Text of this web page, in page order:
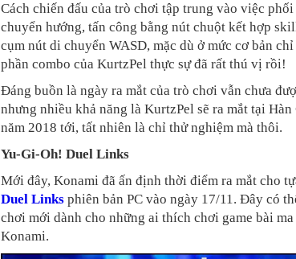
Cách chiến đấu của trò chơi tập trung vào việc
chuyển hướng, tấn công bằng nút chuột kết hợp
cụm nút di chuyển WASD, mặc dù ở mức cơ bản
phần combo của KurtzPel thực sự đã rất thú vị rồi!
Đáng buồn là ngày ra mắt của trò chơi vẫn chưa
nhưng nhiều khả năng là KurtzPel sẽ ra mắt tại
năm 2018 tới, tất nhiên là chỉ thử nghiệm mà thôi.
Yu-Gi-Oh! Duel Links
Mới đây, Konami đã ấn định thời điểm ra mắt cho
Duel Links phiên bản PC vào ngày 17/11. Đây có
chơi mới dành cho những ai thích chơi game bài
Konami.